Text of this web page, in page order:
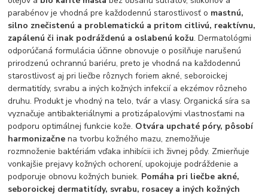
parabénov je vhodná pre každodennú starostlivosť o mastnú,
silno znečistenú a problematickú a pritom citlivú, reaktívnu,
zapálenú či inak podráždenú a oslabenú kožu. Dermatológmi
odporúčaná formulácia účinne obnovuje o posilňuje narušenú
prirodzenú ochrannú bariéru, preto je vhodná na každodennú
starostlivosť aj pri liečbe rôznych foriem akné, seboroickej
dermatitídy, svrabu a iných kožných infekcií a ekzémov rôzneho
druhu. Produkt je vhodný na telo, tvár a vlasy. Organická síra sa
vyznačuje antibakteriálnymi a protizápalovými vlastnosťami na
podporu optimálnej funkcie kože. Otvára upchaté póry, pôsobí
harmonizačne na tvorbu kožného mazu, znemožňuje
rozmnoženie baktériám vďaka inhibícii ich živnej pôdy. Zmierňuje
vonkajšie prejavy kožných ochorení, upokojuje podráždenie a
podporuje obnovu kožných buniek. Pomáha pri liečbe akné,
seboroickej dermatitídy, svrabu, rosacey a iných kožných